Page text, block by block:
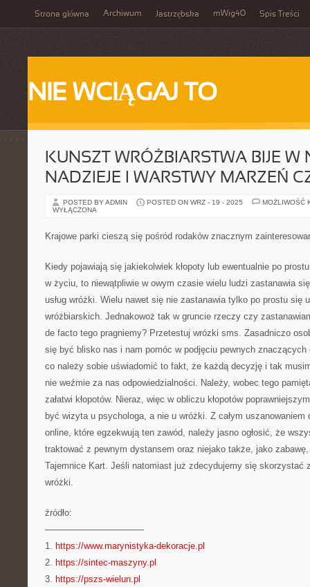
Strona główna Archiwum Jastrzębska mWig40 Spis Treści
NIE WCIĄGAJ TO
KUNSZT WRÓŻBIARSTWA BIJE W
NADZIEJE I WARSTWY MARZEŃ
POSTED BY ADMIN POSTED ON WRZ - 19 - 2025
MOŻLIWOŚĆ
WYŁĄCZONA
Krajowe parki cieszą się pośród rodaków znacznym
Kiedy pojawiają się jakiekolwiek kłopoty lub ewentualnie po
w życiu, to niewątpliwie w owym czasie wielu ludzi zastanawia
usług wróżki. Wielu nawet się nie zastanawia tylko po prostu się
wróżbiarskich. Jednakowoż tak w gruncie rzeczy czy
de facto tego pragniemy? Przetestuj wrózki sms. Zasadniczo
się być blisko nas i nam pomóc w podjęciu pewnych
co należy sobie uświadomić to fakt, że każdą decyzję i tak
nie weźmie za nas odpowiedzialności. Należy, wobec tego
załatwi kłopotów. Nieraz, więc w obliczu kłopotów
być wizyta u psychologa, a nie u wróżki. Z całym uszanowaniem
online, które egzekwują ten zawód, należy jasno ogłosić, że
traktować z pewnym dystansem oraz niejako także, jako
Tajemnice Kart. Jeśli natomiast już zdecydujemy się skorzystać
wróżki.
źródło:
———————————
1. https://www.marynistyka-dekoracje.pl
2. https://sintec-maszyny.pl
3. https://pszs-wielun.pl